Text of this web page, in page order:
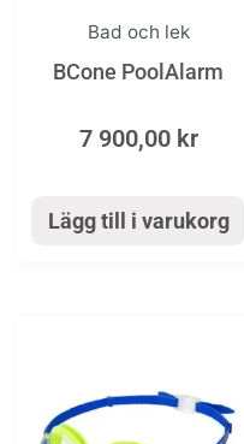
Bad och lek
BCone PoolAlarm
7 900,00 kr
Lägg till i varukorg